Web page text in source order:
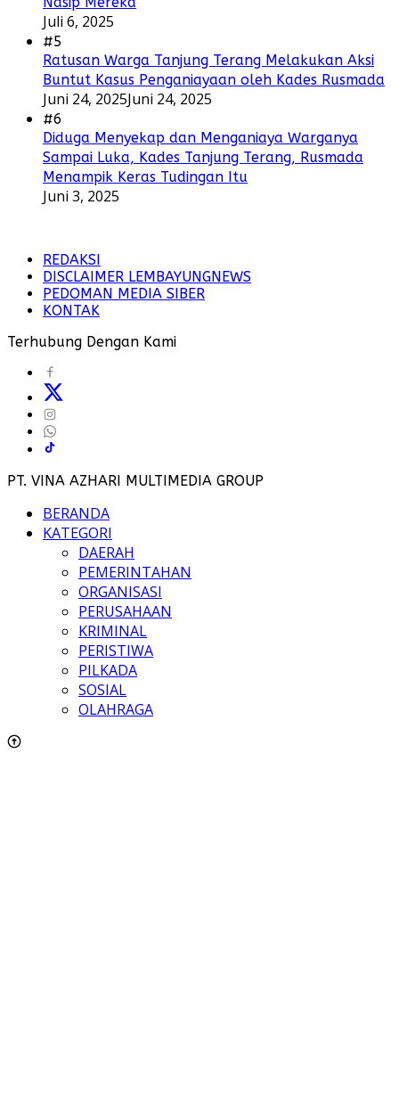
Juli 6, 2025
#5
Ratusan Warga Tanjung Terang Melakukan Aksi
Buntut Kasus Penganiayaan oleh Kades Rusmada
Juni 24, 2025Juni 24, 2025
#6
Diduga Menyekap dan Menganiaya Warganya
Sampai Luka, Kades Tanjung Terang, Rusmada
Menampik Keras Tudingan Itu
Juni 3, 2025
REDAKSI
DISCLAIMER LEMBAYUNGNEWS
PEDOMAN MEDIA SIBER
KONTAK
Terhubung Dengan Kami
PT. VINA AZHARI MULTIMEDIA GROUP
BERANDA
KATEGORI
DAERAH
PEMERINTAHAN
ORGANISASI
PERUSAHAAN
KRIMINAL
PERISTIWA
PILKADA
SOSIAL
OLAHRAGA